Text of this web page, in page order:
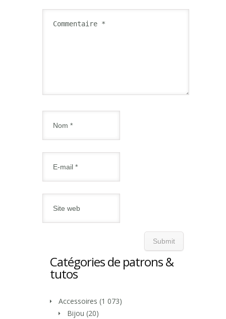
Catégories de patrons &
tutos
Accessoires (1 073)
Bijou (20)